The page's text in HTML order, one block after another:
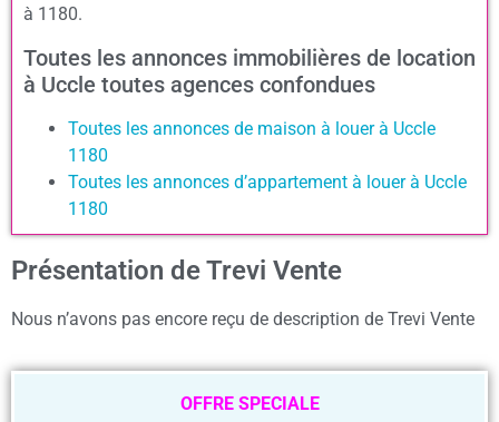
à 1180.
Toutes les annonces immobilières de location
à Uccle toutes agences confondues
Toutes les annonces de maison à louer à Uccle
1180
Toutes les annonces d’appartement à louer à Uccle
1180
Présentation de Trevi Vente
Nous n’avons pas encore reçu de description de Trevi Vente
OFFRE SPECIALE